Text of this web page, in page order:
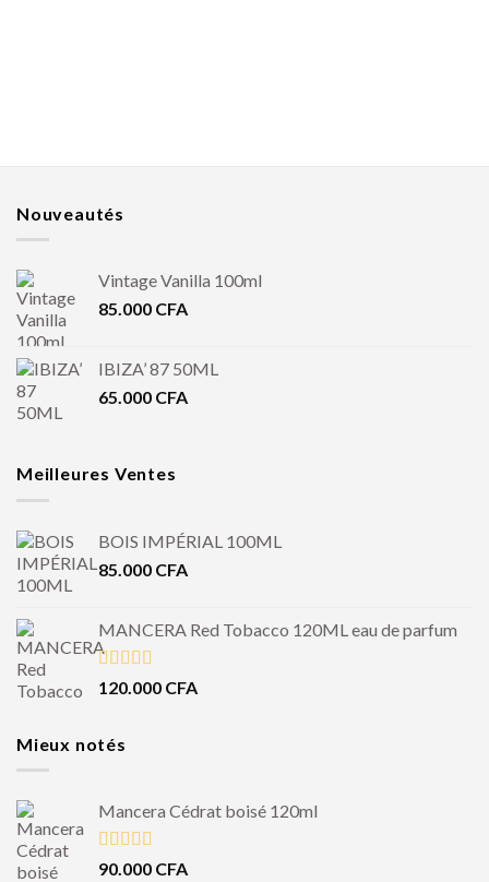
Nouveautés
Vintage Vanilla 100ml
85.000 CFA
IBIZA’ 87 50ML
65.000 CFA
Meilleures Ventes
BOIS IMPÉRIAL 100ML
85.000 CFA
MANCERA Red Tobacco 120ML eau de parfum
Note4.50
120.000 CFA
Mieux notés
Mancera Cédrat boisé 120ml
Note5.00
90.000 CFA